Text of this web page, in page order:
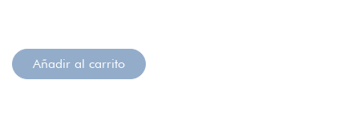
Añadir al carrito